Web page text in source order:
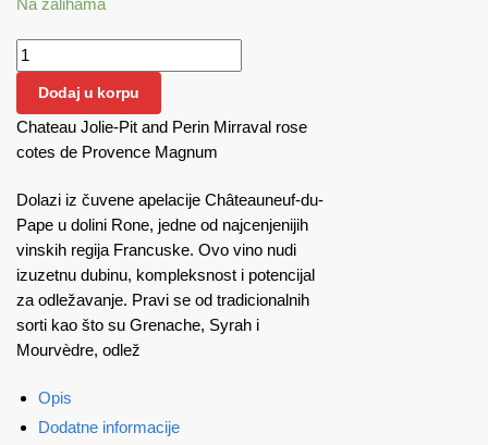
Chateau Jolie-Pit and Perin Mirraval Rose Cotes de Provence
Magnum 1.5 L količina
Dodaj u korpu
Chateau Jolie-Pit and Perin Mirraval rose
cotes de Provence Magnum
Dolazi iz čuvene apelacije Châteauneuf-du-
Pape u dolini Rone, jedne od najcenjenijih
vinskih regija Francuske. Ovo vino nudi
izuzetnu dubinu, kompleksnost i potencijal
za odležavanje. Pravi se od tradicionalnih
sorti kao što su Grenache, Syrah i
Mourvèdre, odlež
Opis
Dodatne informacije